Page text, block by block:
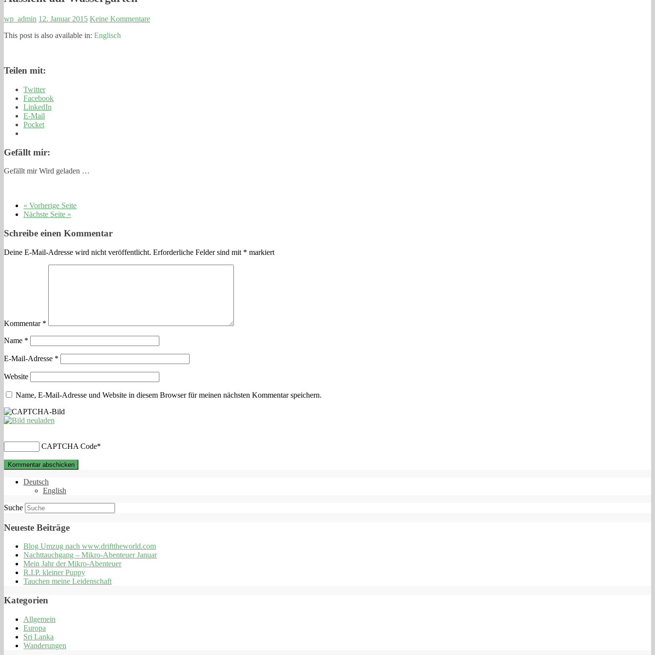
wp_admin 12. Januar 2015 Keine Kommentare
This post is also available in: Englisch
Teilen mit:
Twitter
Facebook
LinkedIn
E-Mail
Pocket
Gefällt mir:
Gefällt mir Wird geladen …
« Vorherige Seite
Nächste Seite »
Schreibe einen Kommentar
Deine E-Mail-Adresse wird nicht veröffentlicht. Erforderliche Felder sind mit * markiert
Kommentar *
Name *
E-Mail-Adresse *
Website
Name, E-Mail-Adresse und Website in diesem Browser für meinen nächsten Kommentar speichern.
CAPTCHA Code*
Deutsch
English
Suche
Neueste Beiträge
Blog Umzug nach www.drifttheworld.com
Nachttauchgang – Mikro-Abenteuer Januar
Mein Jahr der Mikro-Abenteuer
R.I.P. kleiner Puppy
Tauchen meine Leidenschaft
Kategorien
Allgemein
Europa
Sri Lanka
Wanderungen